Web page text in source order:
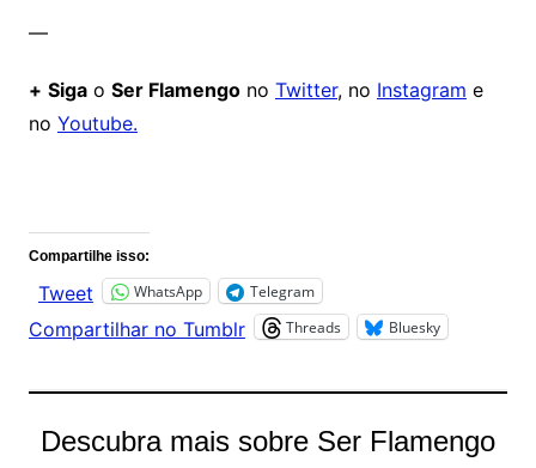
—
+ Sigao Ser Flamengono Twitter, no Instagram e
no Youtube.
Compartilhe isso:
Tweet WhatsApp Telegram
Compartilhar no Tumblr Threads Bluesky
Descubra mais sobre Ser Flamengo